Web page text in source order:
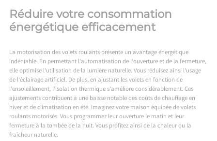
Réduire votre consommation
énergétique efficacement
La motorisation des volets roulants présente un avantage énergétique
indéniable. En permettant l’automatisation de l’ouverture et de la fermeture,
elle optimise l’utilisation de la lumière naturelle. Vous réduisez ainsi l’usage
de l’éclairage artificiel. De plus, en ajustant les volets en fonction de
l’ensoleillement, l’isolation thermique s’améliore considérablement. Ces
ajustements contribuent à une baisse notable des coûts de chauffage en
hiver et de climatisation en été. Imaginez votre maison équipée de volets
roulants motorisés. Vous programmez leur ouverture le matin et leur
fermeture à la tombée de la nuit. Vous profitez ainsi de la chaleur ou la
fraîcheur naturelle.